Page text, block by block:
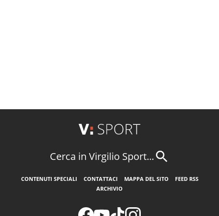
Cerca in Virgilio Sport...
CONTENUTI SPECIALI CONTATTACI MAPPA DEL SITO
FEED RSS
ARCHIVIO